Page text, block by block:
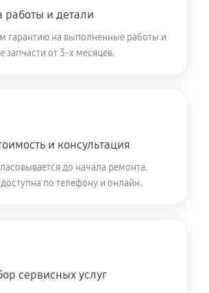
работы и детали
гарантию на выполненные работы и
запчасти от 3-х месяцев.
и консультация
до начала ремонта.
по телефону и онлайн.
сервисных услуг